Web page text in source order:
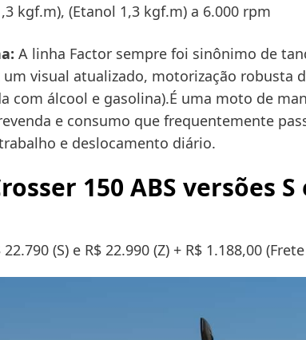
kgf.m), (Etanol 1,3 kgf.m) a 6.000 rpm
A linha Factor sempre foi sinônimo de
um visual atualizado, motorização robusta
com álcool e gasolina).É uma moto de
e consumo que frequentemente
e deslocamento diário.
150 ABS versões S
22.790 (S) e R$ 22.990 (Z) + R$ 1.188,00